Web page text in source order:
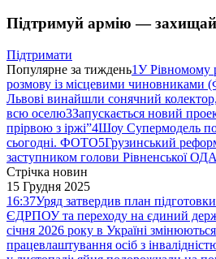
Підтримуй армію — захищай
Підтримати
Популярне за тиждень1У Рівномому
розмову із місцевими
Львові винайшли сонячний
всю оселю3Запускається новий
прірвою з іржі”4Шоу Супермодель
сьогодні. ФОТО5Грузинський
заступником голови Рівненської ОДА
Стрічка новин
15 Грудня 2025
16:37Уряд затвердив план
ЄДРПОУ та переходу на єдиний
січня 2026 року в Україні
працевлаштування осіб з